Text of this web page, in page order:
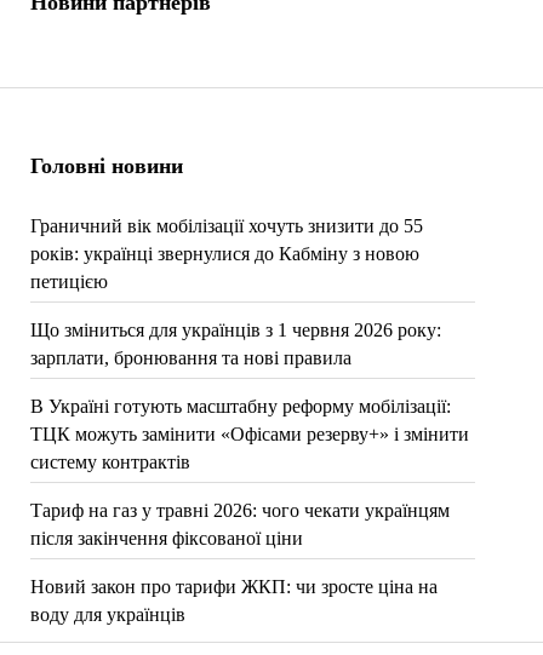
Головні новини
Граничний вік мобілізації хочуть знизити до 55
років: українці звернулися до Кабміну з новою
петицією
Що зміниться для українців з 1 червня 2026 року:
зарплати, бронювання та нові правила
В Україні готують масштабну реформу мобілізації:
ТЦК можуть замінити «Офісами резерву+» і змінити
систему контрактів
Тариф на газ у травні 2026: чого чекати українцям
після закінчення фіксованої ціни
Новий закон про тарифи ЖКП: чи зросте ціна на
воду для українців